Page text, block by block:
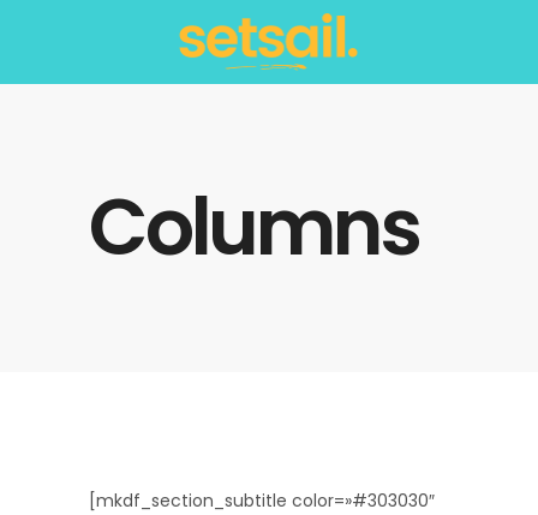
Columns
[mkdf_section_subtitle color=»#303030″